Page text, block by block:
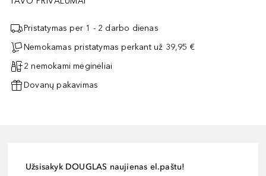
Pristatymas per 1 - 2 darbo dienas
Nemokamas pristatymas perkant už 39,95 €
2 nemokami mėginėliai
Dovanų pakavimas
Užsisakyk DOUGLAS naujienas el.paštu!